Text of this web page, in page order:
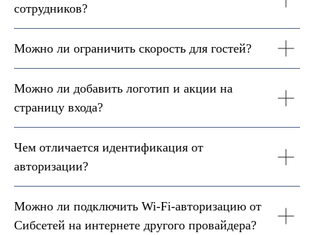
сотрудников?
Можно ли ограничить скорость для гостей?
Можно ли добавить логотип и акции на
страницу входа?
Чем отличается идентификация от
авторизации?
Можно ли подключить Wi-Fi-авторизацию от
Сибсетей на интернете другого провайдера?